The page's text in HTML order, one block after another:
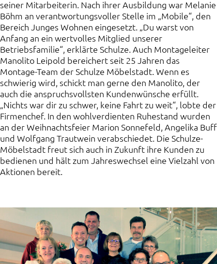
seiner Mitarbeiterin. Nach ihrer Ausbildung war Melanie
Böhm an verantwortungsvoller Stelle im „Mobile“, den
Bereich Junges Wohnen eingesetzt. „Du warst von
Anfang an ein wertvolles Mitglied unserer
Betriebsfamilie“, erklärte Schulze. Auch Montageleiter
Manolito Leipold bereichert seit 25 Jahren das
Montage-Team der Schulze Möbelstadt. Wenn es
schwierig wird, schickt man gerne den Manolito, der
auch die anspruchsvollsten Kundenwünsche erfüllt.
„Nichts war dir zu schwer, keine Fahrt zu weit“, lobte der
Firmenchef. In den wohlverdienten Ruhestand wurden
an der Weihnachtsfeier Marion Sonnefeld, Angelika Buff
und Wolfgang Trautwein verabschiedet. Die Schulze-
Möbelstadt freut sich auch in Zukunft ihre Kunden zu
bedienen und hält zum Jahreswechsel eine Vielzahl von
Aktionen bereit.